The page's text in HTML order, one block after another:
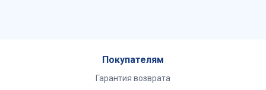
Покупателям
Гарантия возврата